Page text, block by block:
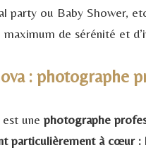
party ou Baby Shower,
de sérénité et
: photographe
est une photographe
particulièrement à cœur :